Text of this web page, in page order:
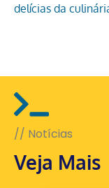
delícias da
// Notícias
Veja Mais